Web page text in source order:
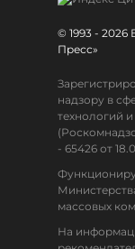
© 1993 -
Пресс»
надзору в
технологий
- 65426 от
массовых
На